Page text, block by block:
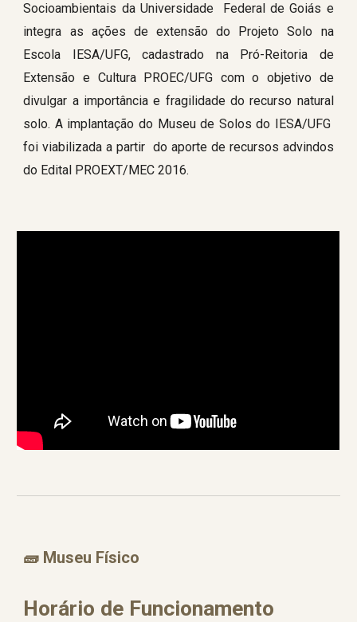
Socioambientais da Universidade Federal de Goiás e
integra as ações de extensão do Projeto Solo na
Escola IESA/UFG, cadastrado na Pró-Reitoria de
Extensão e Cultura PROEC/UFG com o objetivo de
divulgar a importância e fragilidade do recurso natural
solo. A implantação do Museu de Solos do IESA/UFG
foi viabilizada a partir do aporte de recursos advindos
do Edital PROEXT/MEC 2016.
🧱 Museu Físico
Horário de Funcionamento